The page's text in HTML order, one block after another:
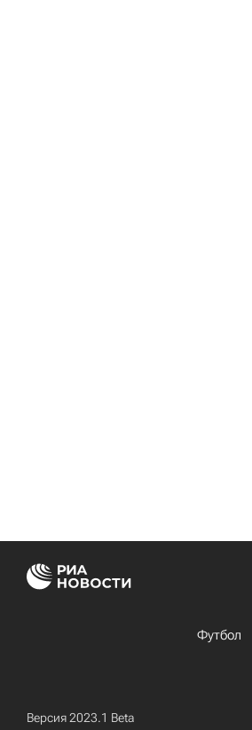
Футбол
Версия 2023.1 Beta